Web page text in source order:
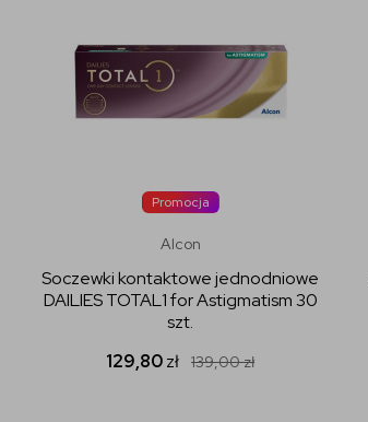
Promocja
Alcon
Soczewki kontaktowe jednodniowe
DAILIES TOTAL1 for Astigmatism 30
szt.
129,80zł 139,00zł